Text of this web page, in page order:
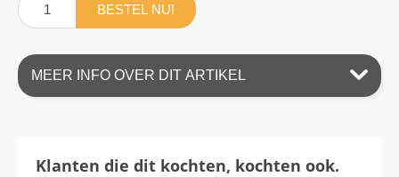
BESTEL NU!
MEER INFO OVER DIT ARTIKEL
Klanten die dit kochten, kochten ook.